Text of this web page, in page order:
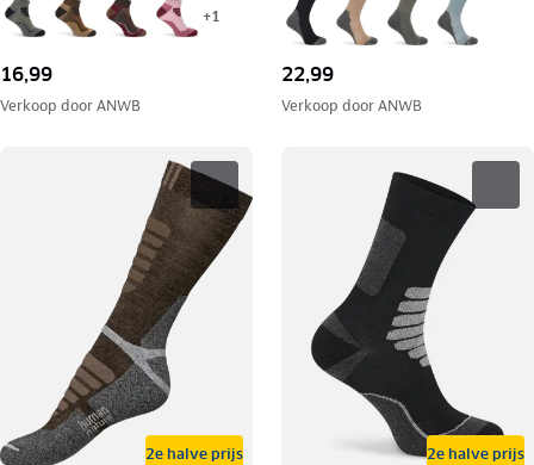
+1
16,99
Verkoop doorANWB
22,99
Verkoop doorANWB
2e halve prijs 2e halve prijs